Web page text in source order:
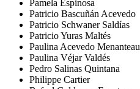
Pamela Espinosa
Patricio Bascuñán Acevedo
Patricio Schwaner Saldías
Patricio Yuras Maltés
Paulina Acevedo Menanteau
Paulina Véjar Valdés
Pedro Salinas Quintana
Philippe Cartier